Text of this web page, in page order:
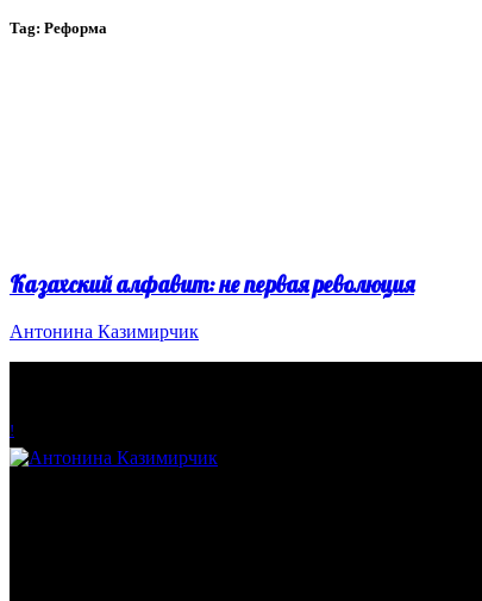
Tag: Реформа
Казахский алфавит: не первая революция
Антонина Казимирчик
!